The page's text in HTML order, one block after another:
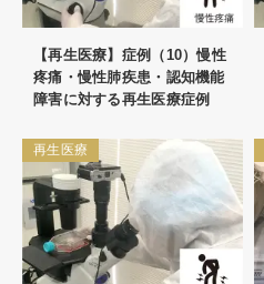
【再生医療】症例（10）慢性
疼痛・慢性肺疾患・認知機能
障害に対する再生医療症例
再生医療